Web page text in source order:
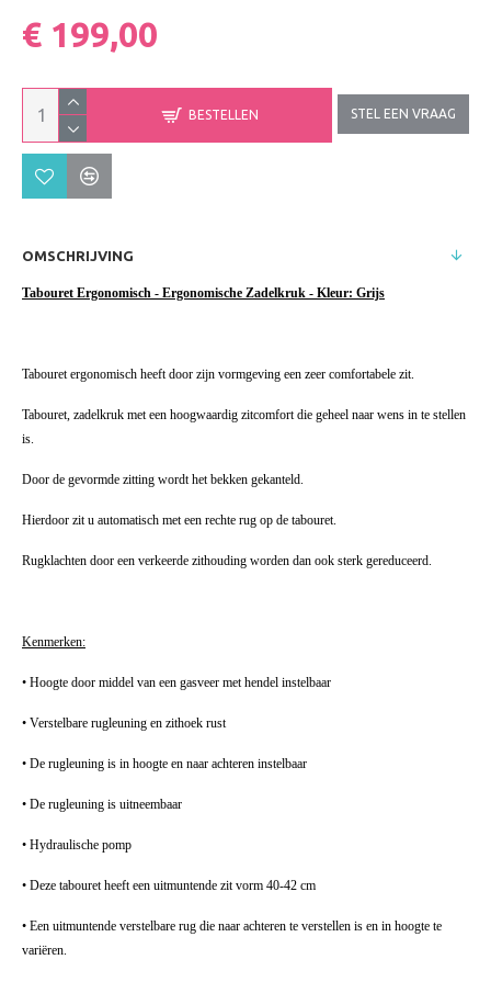
€ 199,00
BESTELLEN STEL EEN VRAAG
OMSCHRIJVING
Tabouret Ergonomisch - Ergonomische Zadelkruk - Kleur: Grijs
Tabouret ergonomisch heeft door zijn vormgeving een zeer comfortabele zit.
Tabouret, zadelkruk met een hoogwaardig zitcomfort die geheel naar wens in te stellen
is.
Door de gevormde zitting wordt het bekken gekanteld.
Hierdoor zit u automatisch met een rechte rug op de tabouret.
Rugklachten door een verkeerde zithouding worden dan ook sterk gereduceerd.
Kenmerken:
• Hoogte door middel van een gasveer met hendel instelbaar
• Verstelbare rugleuning en zithoek rust
• De rugleuning is in hoogte en naar achteren instelbaar
• De rugleuning is uitneembaar
• Hydraulische pomp
• Deze tabouret heeft een uitmuntende zit vorm 40-42 cm
• Een uitmuntende verstelbare rug die naar achteren te verstellen is en in hoogte te
variëren.